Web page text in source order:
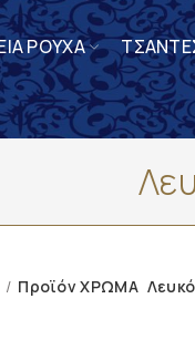
ΡΟΥΧΑ
Προϊόν ΧΡΩΜΑ